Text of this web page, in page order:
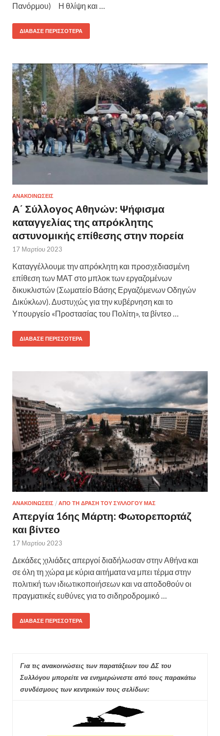
Πανόρμου) Η θλίψη και …
ΔΙΆΒΑΣΕ ΠΕΡΙΣΣΌΤΕΡΑ
ΑΝΑΚΟΙΝΩΣΕΙΣ
Α΄ Σύλλογος Αθηνών: Ψήφισμα
καταγγελίας της απρόκλητης
αστυνομικής επίθεσης στην πορεία
17 Μαρτίου 2023
Καταγγέλλουμε την απρόκλητη και προσχεδιασμένη
επίθεση των ΜΑΤ στο μπλοκ των εργαζομένων
δικυκλιστών (Σωματείο Βάσης Εργαζόμενων Οδηγών
Δικύκλων). Δυστυχώς για την κυβέρνηση και το
Υπουργείο «Προστασίας του Πολίτη», τα βίντεο …
ΔΙΆΒΑΣΕ ΠΕΡΙΣΣΌΤΕΡΑ
ΑΝΑΚΟΙΝΩΣΕΙΣ / ΑΠΟ ΤΗ ΔΡΑΣΗ ΤΟΥ ΣΥΛΛΟΓΟΥ ΜΑΣ
Απεργία 16ης Μάρτη: Φωτορεπορτάζ
και βίντεο
17 Μαρτίου 2023
Δεκάδες χιλιάδες απεργοί διαδήλωσαν στην Αθήνα και
σε όλη τη χώρα με κύρια αιτήματα να μπει τέρμα στην
πολιτική των ιδιωτικοποιήσεων και να αποδοθούν οι
πραγματικές ευθύνες για το σιδηροδρομικό …
ΔΙΆΒΑΣΕ ΠΕΡΙΣΣΌΤΕΡΑ
Για τις ανακοινώσεις των παρατάξεων του ΔΣ του
Συλλόγου μπορείτε να ενημερώνεστε από τους παρακάτω
συνδέσμους των κεντρικών τους σελίδων: